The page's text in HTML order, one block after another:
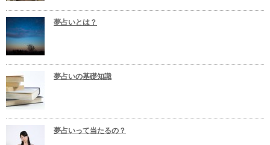
夢占いとは？
夢占いの基礎知識
夢占いって当たるの？